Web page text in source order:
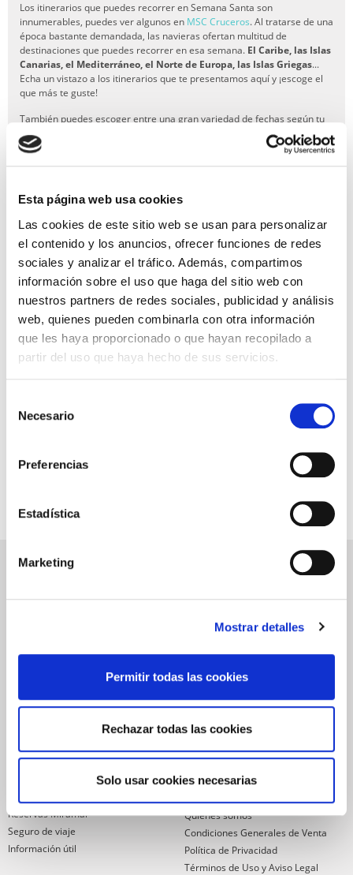
Esta página web usa cookies
Las cookies de este sitio web se usan para personalizar
el contenido y los anuncios, ofrecer funciones de redes
sociales y analizar el tráfico. Además, compartimos
información sobre el uso que haga del sitio web con
nuestros partners de redes sociales, publicidad y análisis
web, quienes pueden combinarla con otra información
que les haya proporcionado o que hayan recopilado a
partir del uso que haya hecho de sus servicios.
Necesario
Preferencias
Estadística
Marketing
Mostrar detalles
Permitir todas las cookies
Rechazar todas las cookies
Solo usar cookies necesarias
Los itinerarios que puedes recorrer en Semana Santa son
innumerables, puedes ver algunos en MSC Cruceros. Al tratarse de una
época bastante demandada, las navieras ofertan multitud de
destinaciones que puedes recorrer en esa semana. El Caribe, las Islas
Canarias, el Mediterráneo, el Norte de Europa, las Islas Griegas...
Echa un vistazo a los itinerarios que te presentamos aquí y ¡escoge el
que más te guste!
También puedes escoger entre una gran variedad de fechas según tu
disponibilidad. Desde un
si solo quieres irte durante los
días festivos, hasta un crucero de
si quieres desconectar al
otros servicios adicionales que puedas necesitar, por ejemplo los
nuestros agentes y ellos harán todas las gestiones que necesites al
mejor precio.
GARANTÍA DE PAGO
RESERVAS MIRAMAR
NEWSLETTER
Déjanos tu email y recibirás promociones y las últimas novedades en
He leído y acepto lostérminos de uso
SERVICIOS
Reservas Miramar
Seguro de viaje
Información útil
ASPECTOS
LEGALES
Quienes somos
Condiciones Generales de Venta
Política de Privacidad
Términos de Uso y Aviso Legal